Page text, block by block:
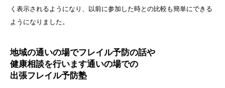
く表示されるようになり、以前に参加した時との比較も簡単にできる
ようになりました。
地域の通いの場でフレイル予防の話や
健康相談を行います通いの場での
出張フレイル予防塾